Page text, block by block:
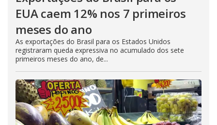
EUA caem 12% nos 7 primeiros
meses do ano
As exportações do Brasil para os Estados Unidos
registraram queda expressiva no acumulado dos sete
primeiros meses do ano, de...